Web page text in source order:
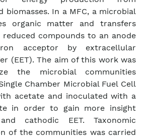
biomasses. In a MFC, a microbial
organic matter and transfers
compounds to an anode
acceptor by extracellular
(EET). The aim of this work was
the microbial communities
Chamber Microbial Fuel Cell
acetate and inoculated with a
in order to gain more insight
cathodic EET. Taxonomic
of the communities was carried